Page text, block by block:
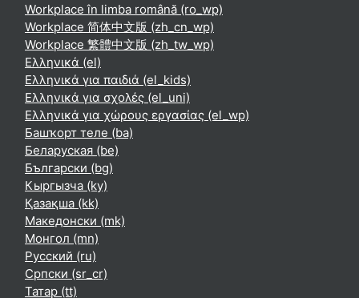
Workplace în limba română ‎(ro_wp)‎
Workplace 简体中文版 ‎(zh_cn_wp)‎
Workplace 繁體中文版 ‎(zh_tw_wp)‎
Ελληνικά ‎(el)‎
Ελληνικά για παιδιά ‎(el_kids)‎
Ελληνικά για σχολές ‎(el_uni)‎
Ελληνικά για χώρους εργασίας ‎(el_wp)‎
Башҡорт теле ‎(ba)‎
Беларуская ‎(be)‎
Български ‎(bg)‎
Кыргызча ‎(ky)‎
Қазақша ‎(kk)‎
Македонски ‎(mk)‎
Монгол ‎(mn)‎
Русский ‎(ru)‎
Српски ‎(sr_cr)‎
Татар ‎(tt)‎